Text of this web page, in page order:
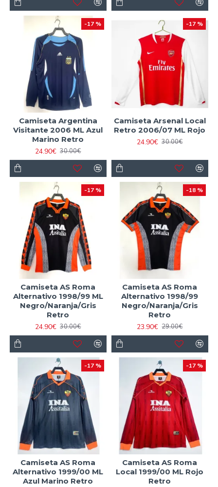
-17 %
Camiseta Argentina
Visitante 2006 ML Azul
Marino Retro
24.90€ 30.00€
-17 %
Camiseta Arsenal Local
Retro 2006/07 ML Rojo
24.90€ 30.00€
-17 %
Camiseta AS Roma
Alternativo 1998/99 ML
Negro/Naranja/Gris
Retro
24.90€ 30.00€
-18 %
Camiseta AS Roma
Alternativo 1998/99
Negro/Naranja/Gris
Retro
23.90€ 29.00€
-17 %
Camiseta AS Roma
Alternativo 1999/00 ML
Azul Marino Retro
-17 %
Camiseta AS Roma
Local 1999/00 ML Rojo
Retro